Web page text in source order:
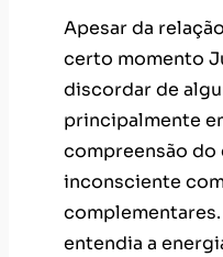
Apesar da
certo momento
discordar de
principalmente
compreensão do
inconsciente
entendia a